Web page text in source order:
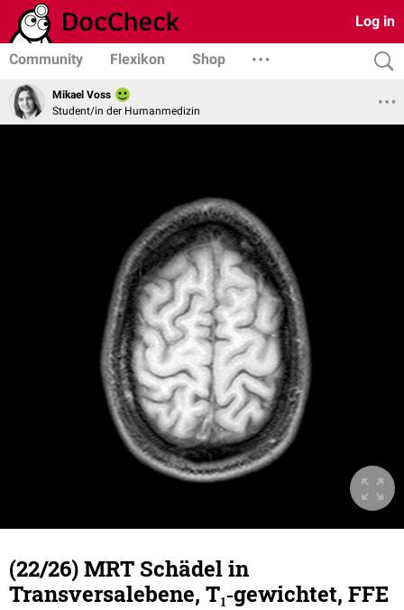
Log in
Community Flexikon Shop
Mikael Voss
Student/in der Humanmedizin
(22/26) MRT Schädel in
Transversalebene, T₁‐gewichtet, FFE